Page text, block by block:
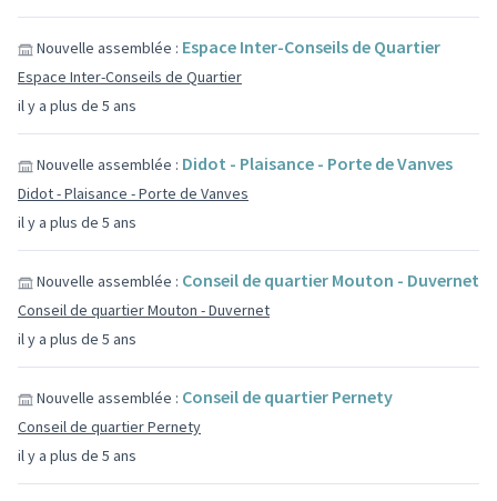
il y a plus de 5 ans
Nouvelle assemblée : Espace Inter-Conseils de Quartier
Espace Inter-Conseils de Quartier
il y a plus de 5 ans
Nouvelle assemblée : Didot - Plaisance - Porte de Vanves
Didot - Plaisance - Porte de Vanves
il y a plus de 5 ans
Nouvelle assemblée : Conseil de quartier Mouton - Duvernet
Conseil de quartier Mouton - Duvernet
il y a plus de 5 ans
Nouvelle assemblée : Conseil de quartier Pernety
Conseil de quartier Pernety